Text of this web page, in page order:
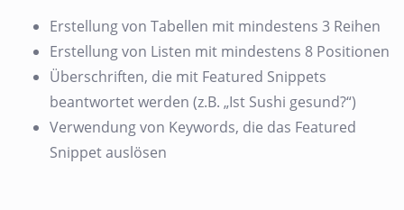
Erstellung von Tabellen mit mindestens 3 Reihen
Erstellung von Listen mit mindestens 8 Positionen
Überschriften, die mit Featured Snippets
beantwortet werden (z.B. „Ist Sushi gesund?“)
Verwendung von Keywords, die das Featured
Snippet auslösen